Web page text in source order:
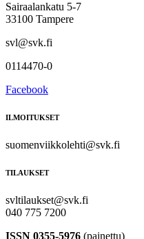
Sairaalankatu 5-7
33100 Tampere
svl@svk.fi
0114470-0
Facebook
ILMOITUKSET
suomenviikkolehti@svk.fi
TILAUKSET
svltilaukset@svk.fi
040 775 7200
ISSN 0355-5976 (painettu)